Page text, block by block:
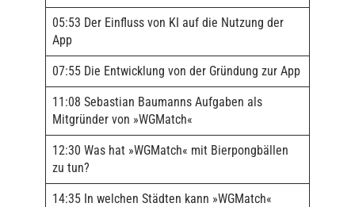
05:53 Der Einfluss von KI auf die Nutzung der
App
07:55 Die Entwicklung von der Gründung zur App
11:08 Sebastian Baumanns Aufgaben als
Mitgründer von »WGMatch«
12:30 Was hat »WGMatch« mit Bierpongbällen
zu tun?
14:35 In welchen Städten kann »WGMatch«